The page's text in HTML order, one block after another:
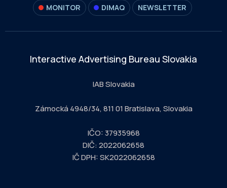
MONITOR DIMAQ NEWSLETTER
Interactive Advertising Bureau Slovakia
IAB Slovakia
Zámocká 4948/34, 811 01 Bratislava, Slovakia
IČO: 37935968
DIČ: 2022062658
IČ DPH: SK2022062658